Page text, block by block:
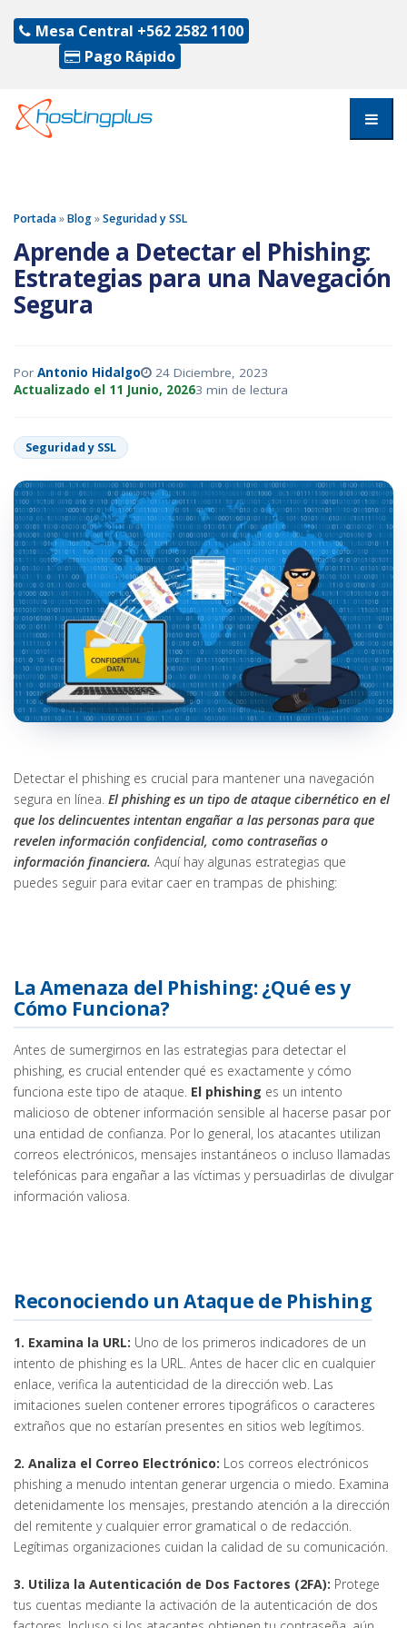
Mesa Central +562 2582 1100
Pago Rápido
Portada»Blog»Seguridad y SSL
Aprende a Detectar el Phishing:
Estrategias para una Navegación
Segura
Por Antonio Hidalgo
24 Diciembre, 2023
Actualizado el 11 Junio, 20263 min de lectura
Seguridad y SSL
Detectar el phishing es crucial para mantener una navegación
segura en línea. El phishing es un tipo de ataque cibernético en el
que los delincuentes intentan engañar a las personas para que
revelen información confidencial, como contraseñas o
información financiera. Aquí hay algunas estrategias que
puedes seguir para evitar caer en trampas de phishing:
La Amenaza del Phishing: ¿Qué es y
Cómo Funciona?
Antes de sumergirnos en las estrategias para detectar el
phishing, es crucial entender qué es exactamente y cómo
funciona este tipo de ataque. El phishing es un intento
malicioso de obtener información sensible al hacerse pasar por
una entidad de confianza. Por lo general, los atacantes utilizan
correos electrónicos, mensajes instantáneos o incluso llamadas
telefónicas para engañar a las víctimas y persuadirlas de divulgar
información valiosa.
Reconociendo un Ataque de Phishing
1. Examina la URL: Uno de los primeros indicadores de un
intento de phishing es la URL. Antes de hacer clic en cualquier
enlace, verifica la autenticidad de la dirección web. Las
imitaciones suelen contener errores tipográficos o caracteres
extraños que no estarían presentes en sitios web legítimos.
2. Analiza el Correo Electrónico: Los correos electrónicos
phishing a menudo intentan generar urgencia o miedo. Examina
detenidamente los mensajes, prestando atención a la dirección
del remitente y cualquier error gramatical o de redacción.
Legítimas organizaciones cuidan la calidad de su comunicación.
3. Utiliza la Autenticación de Dos Factores (2FA): Protege
tus cuentas mediante la activación de la autenticación de dos